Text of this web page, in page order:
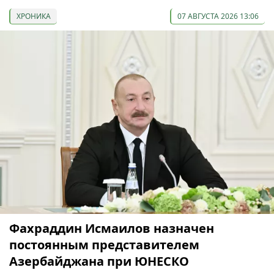
ХРОНИКА 07 АВГУСТА 2026 13:06
Фахраддин Исмаилов назначен
постоянным представителем
Азербайджана при ЮНЕСКО